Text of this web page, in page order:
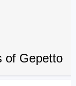
of Gepetto